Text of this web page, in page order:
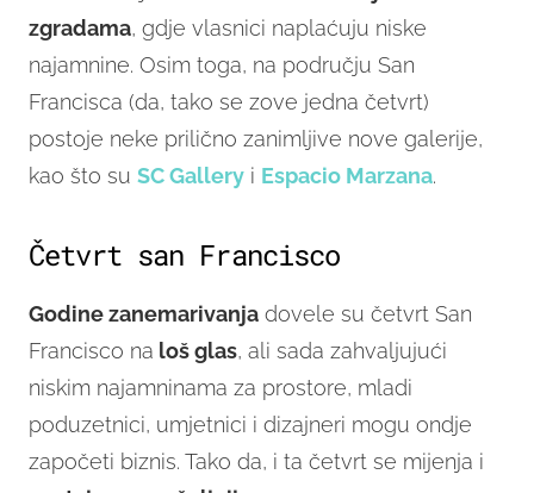
zgradama, gdje vlasnici naplaćuju niske
najamnine. Osim toga, na području San
Francisca (da, tako se zove jedna četvrt)
postoje neke prilično zanimljive nove galerije,
kao što su SC Gallery i Espacio Marzana.
Četvrt san Francisco
Godine zanemarivanja dovele su četvrt San
Francisco na loš glas, ali sada zahvaljujući
niskim najamninama za prostore, mladi
poduzetnici, umjetnici i dizajneri mogu ondje
započeti biznis. Tako da, i ta četvrt se mijenja i